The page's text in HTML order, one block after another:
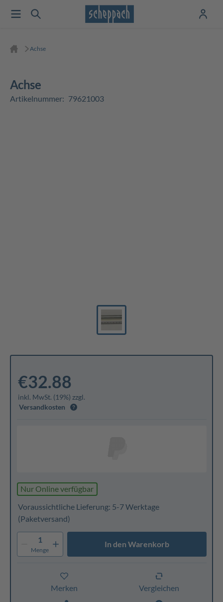
Achse
Achse
Artikelnummer: 79621003
€32.88
inkl. MwSt. (19%) zzgl.
Versandkosten
Nur Online verfügbar
Voraussichtliche Lieferung: 5-7 Werktage
(Paketversand)
1
Menge
In den Warenkorb
Merken Vergleichen